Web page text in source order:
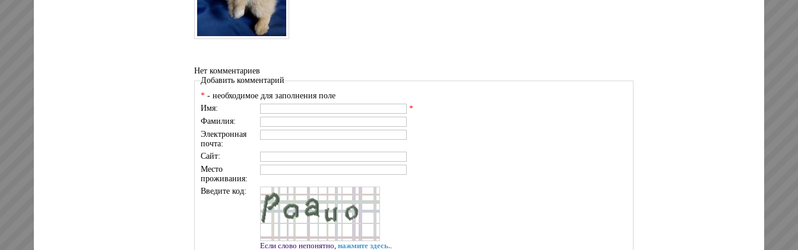
Нет комментариев
Добавить комментарий
* - необходимое для заполнения поле
Имя:
*
Фамилия:
Электронная
почта:
Сайт:
Место
проживания:
Введите код:
Если слово непонятно, нажмите здесь..